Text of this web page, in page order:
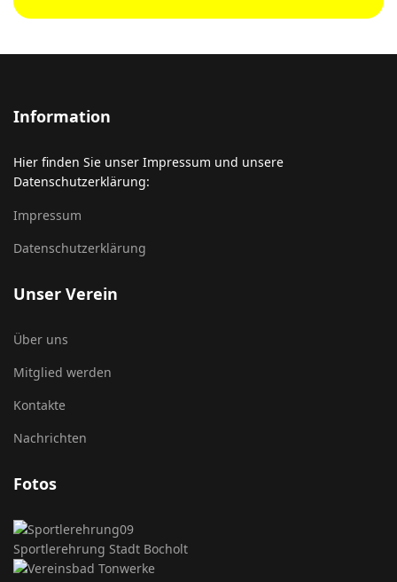
Information
Hier finden Sie unser Impressum und unsere
Datenschutzerklärung:
Impressum
Datenschutzerklärung
Unser Verein
Über uns
Mitglied werden
Kontakte
Nachrichten
Fotos
Sportlerehrung Stadt Bocholt